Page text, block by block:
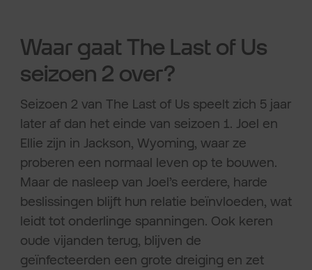
Waar gaat The Last of Us
seizoen 2 over?
Seizoen 2 van The Last of Us speelt zich 5 jaar
later af dan het einde van seizoen 1. Joel en
Ellie zijn in Jackson, Wyoming, waar ze
proberen een normaal leven op te bouwen.
Maar de nasleep van Joel’s eerdere, harde
beslissingen blijft hun relatie beïnvloeden, wat
leidt tot onderlinge spanningen. Ook keren
oude vijanden terug, blijven de
geïnfecteerden een grote dreiging en zet